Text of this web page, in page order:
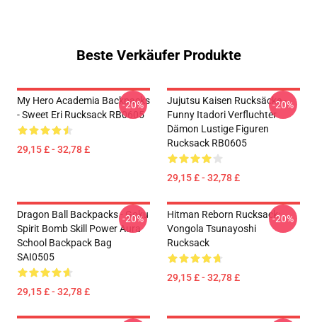
Beste Verkäufer Produkte
My Hero Academia Backpacks
- Sweet Eri Rucksack RB0605
29,15 £ - 32,78 £
-20%
Jujutsu Kaisen Rucksäcke -
Funny Itadori Verfluchter
Dämon Lustige Figuren
Rucksack RB0605
29,15 £ - 32,78 £
-20%
Dragon Ball Backpacks - Goku
Spirit Bomb Skill Power Aura
School Backpack Bag
SAI0505
29,15 £ - 32,78 £
-20%
Hitman Reborn Rucksack:
Vongola Tsunayoshi
Rucksack
29,15 £ - 32,78 £
-20%